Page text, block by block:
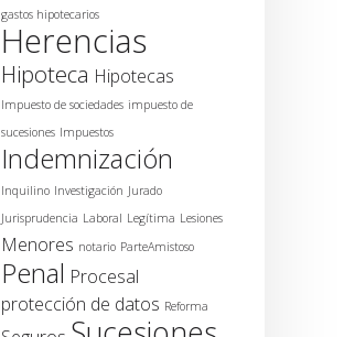
gastos hipotecarios
Herencias
Hipoteca Hipotecas
Impuesto de sociedades impuesto de
sucesiones Impuestos
Indemnización
Inquilino Investigación Jurado
Jurisprudencia Laboral Legítima Lesiones
Menores notario ParteAmistoso
Penal Procesal
protección de datos Reforma